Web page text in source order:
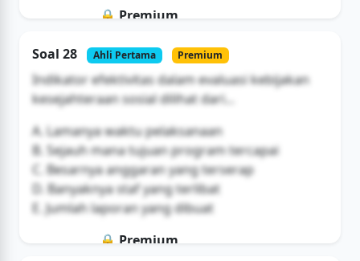
🔒 Premium
Buka Akses
Soal 28 Ahli Pertama Premium
Indikator efektivitas dalam evaluasi kebijakan
kesejahteraan sosial dilihat dari...
A. Lamanya waktu pelaksanaan
B. Sejauh mana tujuan program tercapai
C. Besarnya anggaran yang terserap
D. Banyaknya staf yang terlibat
E. Jumlah laporan yang dibuat
🔒 Premium